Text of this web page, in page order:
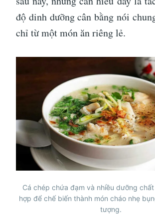
độ dinh dưỡng cân bằng nói
chỉ từ một món ăn riêng lẻ.
Cá chép chứa đạm và nhiều dưỡng
hợp để chế biến thành món cháo nhẹ
tượng.